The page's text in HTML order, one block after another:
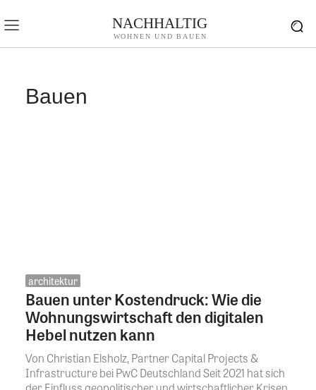
NACHHALTIG
WOHNEN UND BAUEN
Bauen
architektur
Bauen unter Kostendruck: Wie die
Wohnungswirtschaft den digitalen
Hebel nutzen kann
Von Christian Elsholz, Partner Capital Projects &
Infrastructure bei PwC Deutschland Seit 2021 hat sich